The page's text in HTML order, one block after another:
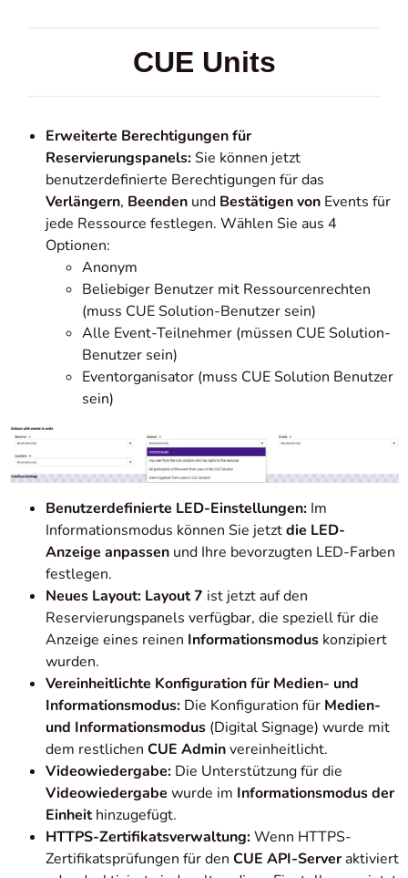
CUE Units
Erweiterte Berechtigungen für
Reservierungspanels:Sie können jetzt
benutzerdefinierte Berechtigungen für das
Verlängern, Beenden und Bestätigen von Events für
jede Ressource festlegen. Wählen Sie aus 4
Optionen:
Anonym
Beliebiger Benutzer mit Ressourcenrechten
(muss CUE Solution-Benutzer sein)
Alle Event-Teilnehmer (müssen CUE Solution-
Benutzer sein)
Eventorganisator (muss CUE Solution Benutzer
sein)
Benutzerdefinierte LED-Einstellungen: Im
Informationsmodus können Sie jetztdie LED-
Anzeige anpassen und Ihre bevorzugten LED-Farben
festlegen.
Neues Layout: Layout 7 ist jetzt auf den
Reservierungspanels verfügbar, die speziell für die
Anzeige eines reinen Informationsmodus konzipiert
wurden.
Vereinheitlichte Konfiguration für Medien- und
Informationsmodus: Die Konfiguration für Medien-
und Informationsmodus (Digital Signage) wurde mit
dem restlichen CUE Adminvereinheitlicht.
Videowiedergabe: Die Unterstützung für die
Videowiedergabe wurde im Informationsmodus der
Einheithinzugefügt.
HTTPS-Zertifikatsverwaltung:Wenn HTTPS-
Zertifikatsprüfungen für den CUE API-Serveraktiviert